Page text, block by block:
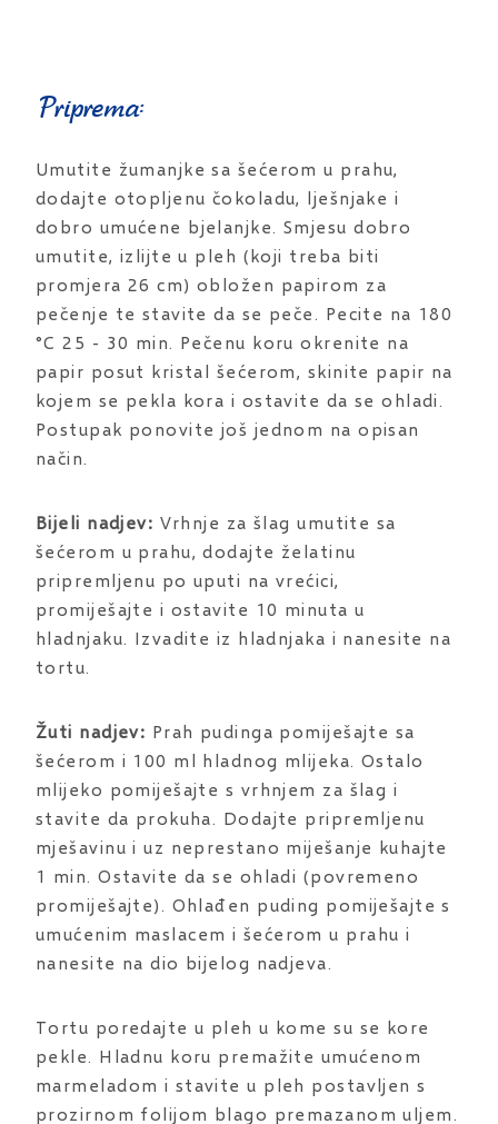
Priprema:
Umutite žumanjke sa šećerom u prahu,
dodajte otopljenu čokoladu, lješnjake i
dobro umućene bjelanjke. Smjesu dobro
umutite, izlijte u pleh (koji treba biti
promjera 26 cm) obložen papirom za
pečenje te stavite da se peče. Pecite na 180
°C 25 - 30 min. Pečenu koru okrenite na
papir posut kristal šećerom, skinite papir na
kojem se pekla kora i ostavite da se ohladi.
Postupak ponovite još jednom na opisan
način.
Bijeli nadjev: Vrhnje za šlag umutite sa
šećerom u prahu, dodajte želatinu
pripremljenu po uputi na vrećici,
promiješajte i ostavite 10 minuta u
hladnjaku. Izvadite iz hladnjaka i nanesite na
tortu.
Žuti nadjev: Prah pudinga pomiješajte sa
šećerom i 100 ml hladnog mlijeka. Ostalo
mlijeko pomiješajte s vrhnjem za šlag i
stavite da prokuha. Dodajte pripremljenu
mješavinu i uz neprestano miješanje kuhajte
1 min. Ostavite da se ohladi (povremeno
promiješajte). Ohlađen puding pomiješajte s
umućenim maslacem i šećerom u prahu i
nanesite na dio bijelog nadjeva.
Tortu poredajte u pleh u kome su se kore
pekle. Hladnu koru premažite umućenom
marmeladom i stavite u pleh postavljen s
prozirnom folijom blago premazanom uljem.